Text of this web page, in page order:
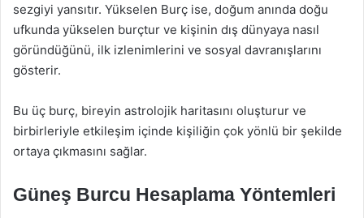
sezgiyi yansıtır. Yükselen Burç ise, doğum anında doğu
ufkunda yükselen burçtur ve kişinin dış dünyaya nasıl
göründüğünü, ilk izlenimlerini ve sosyal davranışlarını
gösterir.
Bu üç burç, bireyin astrolojik haritasını oluşturur ve
birbirleriyle etkileşim içinde kişiliğin çok yönlü bir şekilde
ortaya çıkmasını sağlar.
Güneş Burcu Hesaplama Yöntemleri